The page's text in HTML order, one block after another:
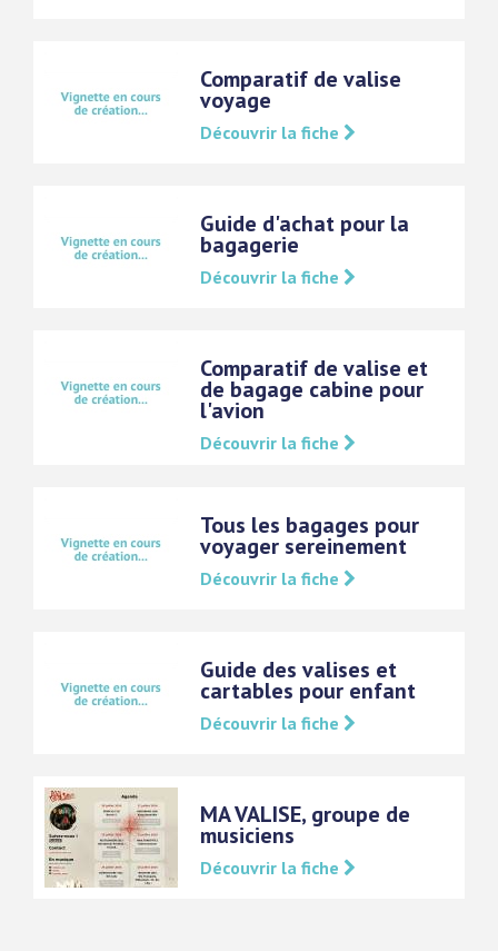
Comparatif de valise
voyage
Découvrir la fiche
Guide d'achat pour la
bagagerie
Découvrir la fiche
Comparatif de valise et
de bagage cabine pour
l'avion
Découvrir la fiche
Tous les bagages pour
voyager sereinement
Découvrir la fiche
Guide des valises et
cartables pour enfant
Découvrir la fiche
MA VALISE, groupe de
musiciens
Découvrir la fiche